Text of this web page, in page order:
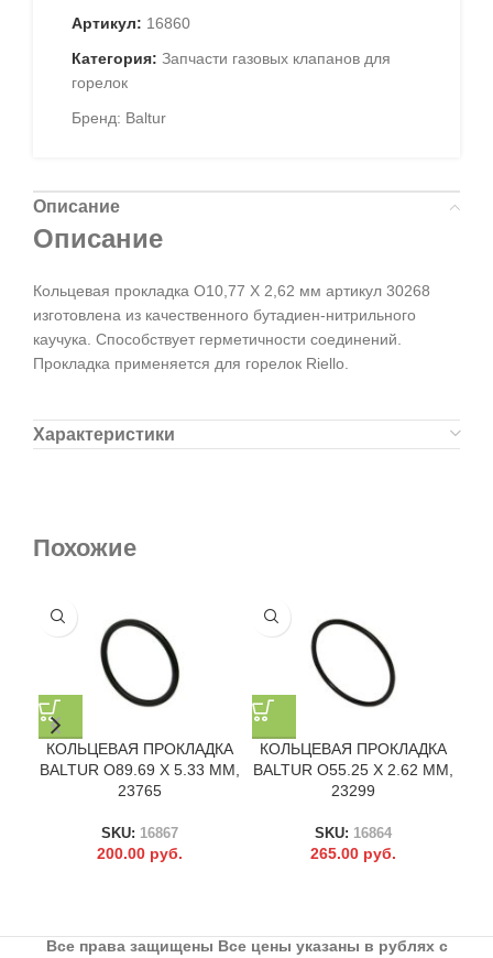
Артикул: 16860
Категория: Запчасти газовых клапанов для
горелок
Бренд: Baltur
Описание
Описание
Кольцевая прокладка O10,77 X 2,62 мм артикул 30268
изготовлена из качественного бутадиен-нитрильного
каучука. Способствует герметичности соединений.
Прокладка применяется для горелок Riello.
Характеристики
Похожие
КОЛЬЦЕВАЯ ПРОКЛАДКА
BALTUR O89.69 X 5.33 ММ,
23765
SKU: 16867
200.00 руб.
КОЛЬЦЕВАЯ ПРОКЛАДКА
BALTUR O55.25 X 2.62 ММ,
23299
SKU: 16864
265.00 руб.
Все права защищены Все цены указаны в рублях с